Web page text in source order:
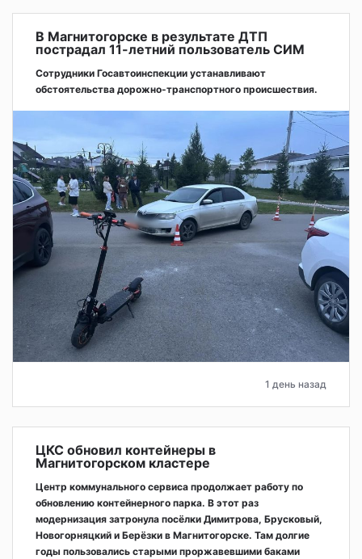
В Магнитогорске в результате ДТП
пострадал 11-летний пользователь СИМ
Сотрудники Госавтоинспекции устанавливают
обстоятельства дорожно-транспортного происшествия.
1 день назад
ЦКС обновил контейнеры в
Магнитогорском кластере
Центр коммунального сервиса продолжает работу по
обновлению контейнерного парка. В этот раз
модернизация затронула посёлки Димитрова, Брусковый,
Новогорняцкий и Берёзки в Магнитогорске. Там долгие
годы пользовались старыми проржавевшими баками